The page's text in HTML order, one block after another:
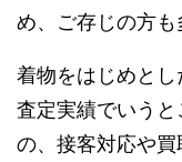
め、ご存じの方も
着物をはじめとし
査定実績でいう
の、接客対応や